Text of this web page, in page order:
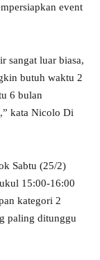
event
sangat luar biasa,
butuh waktu 2
6 bulan
kata Nicolo Di
Sabtu (25/2)
15:00-16:00
kategori 2
paling ditunggu